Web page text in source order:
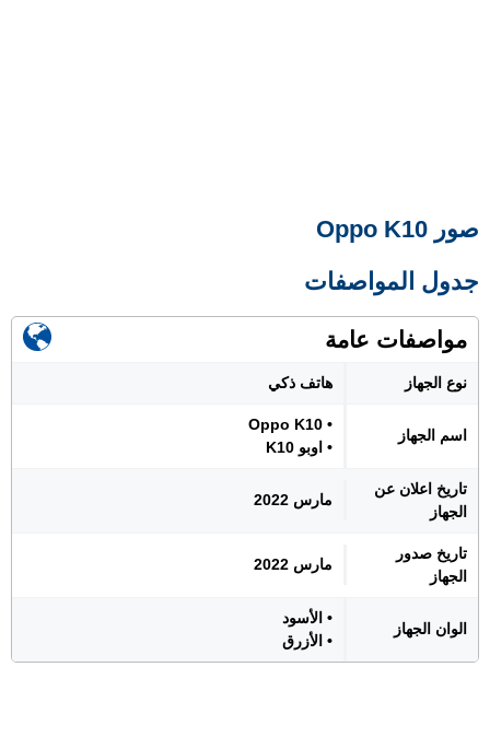
صور Oppo K10
جدول المواصفات
مواصفات عامة
نوع الجهاز هاتف ذكي
اسم الجهاز
• Oppo K10
• اوبو K10
تاريخ اعلان عن
الجهاز
مارس 2022
تاريخ صدور
الجهاز
مارس 2022
الوان الجهاز
• الأسود
• الأزرق